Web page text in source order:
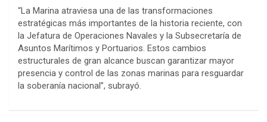
“La Marina atraviesa una de las transformaciones
estratégicas más importantes de la historia reciente, con
la Jefatura de Operaciones Navales y la Subsecretaría de
Asuntos Marítimos y Portuarios. Estos cambios
estructurales de gran alcance buscan garantizar mayor
presencia y control de las zonas marinas para resguardar
la soberanía nacional”, subrayó.